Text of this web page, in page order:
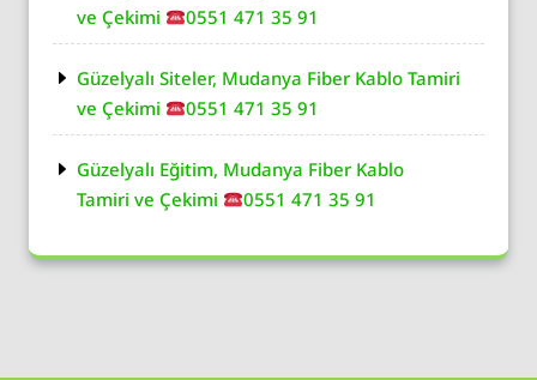
ve Çekimi
0551 471 35 91
Güzelyalı Siteler, Mudanya Fiber Kablo Tamiri
ve Çekimi
0551 471 35 91
Güzelyalı Eğitim, Mudanya Fiber Kablo
Tamiri ve Çekimi
0551 471 35 91